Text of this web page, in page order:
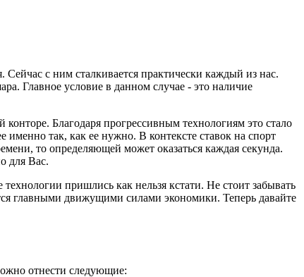
с ним сталкивается практически каждый из нас.
Главное условие в данном случае - это наличие
конторе. Благодаря прогрессивным технологиям это стало
так, как ее нужно. В контексте ставок на спорт
то определяющей может оказаться каждая секунда.
для Вас.
пришлись как нельзя кстати. Не стоит забывать
главными движущими силами экономики. Теперь давайте
отнести следующие: